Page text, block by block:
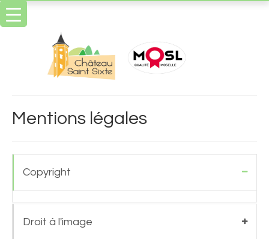
Mentions légales
Copyright
Droit à l'image